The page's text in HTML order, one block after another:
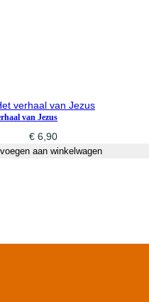
van Jezus
€ 6,90
aan winkelwagen